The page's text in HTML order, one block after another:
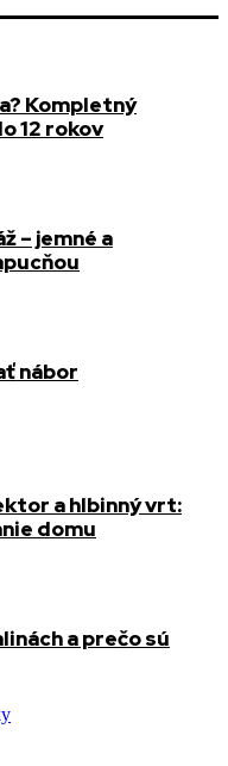
Kompletný
12 rokov
– jemné a
nábor
a hlbinný vrt:
domu
a prečo sú